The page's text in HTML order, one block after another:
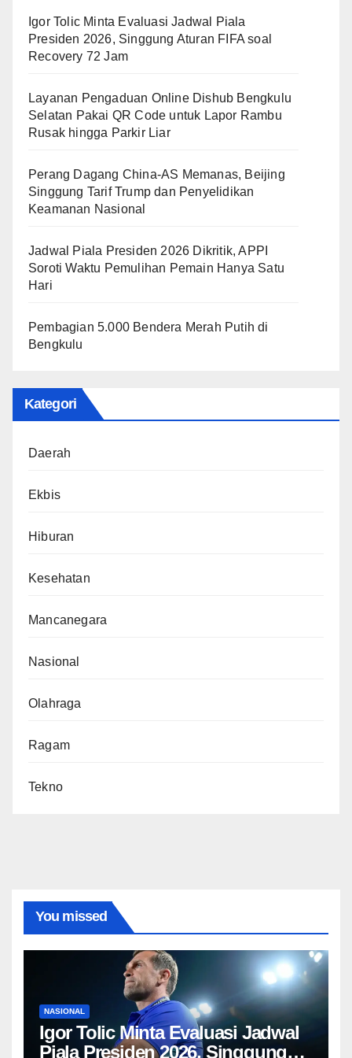
Igor Tolic Minta Evaluasi Jadwal Piala
Presiden 2026, Singgung Aturan FIFA soal
Recovery 72 Jam
Layanan Pengaduan Online Dishub Bengkulu
Selatan Pakai QR Code untuk Lapor Rambu
Rusak hingga Parkir Liar
Perang Dagang China-AS Memanas, Beijing
Singgung Tarif Trump dan Penyelidikan
Keamanan Nasional
Jadwal Piala Presiden 2026 Dikritik, APPI
Soroti Waktu Pemulihan Pemain Hanya Satu
Hari
Pembagian 5.000 Bendera Merah Putih di
Bengkulu
Kategori
Daerah
Ekbis
Hiburan
Kesehatan
Mancanegara
Nasional
Olahraga
Ragam
Tekno
You missed
NASIONAL
Igor Tolic Minta Evaluasi Jadwal
Piala Presiden 2026, Singgung